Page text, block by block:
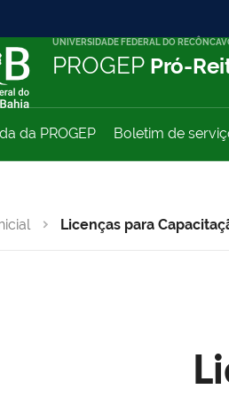
UNIVERSIDADE FEDERAL DO
PROGEP Pró-
da PROGEP Boletim de
Licenças para